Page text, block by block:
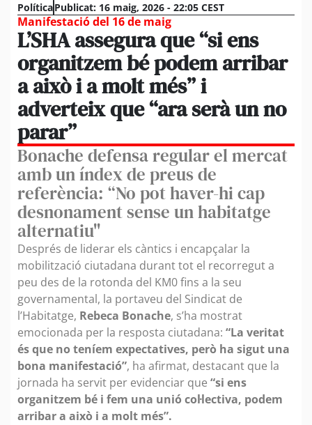
PolíticaPublicat: 16 maig, 2026 - 22:05 CEST
Manifestació del 16 de maig
L’SHA assegura que “si ens
organitzem bé podem arribar
a això i a molt més” i
adverteix que “ara serà un no
parar”
Bonache defensa regular el mercat
amb un índex de preus de
referència: “No pot haver-hi cap
desnonament sense un habitatge
alternatiu"
Després de liderar els càntics i encapçalar la
mobilització ciutadana durant tot el recorregut a
peu des de la rotonda del KM0 fins a la seu
governamental, la portaveu del Sindicat de
l’Habitatge, Rebeca Bonache, s’ha mostrat
emocionada per la resposta ciutadana: “La veritat
és que no teníem expectatives, però ha sigut una
bona manifestació”, ha afirmat, destacant que la
jornada ha servit per evidenciar que “si ens
organitzem bé i fem una unió col·lectiva, podem
arribar a això i a molt més”.